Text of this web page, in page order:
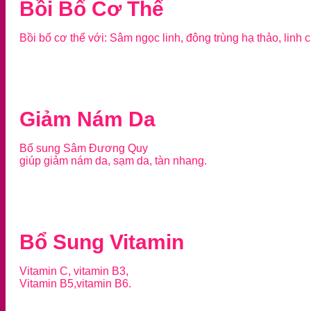
Bồi Bổ Cơ Thể
Bồi bổ cơ thể với: Sâm ngọc linh, đông trùng hạ thảo, linh
Giảm Nám Da
Bổ sung Sâm Đương Quy
giúp giảm nám da, sạm da, tàn nhang.
Bổ Sung Vitamin
Vitamin C, vitamin B3,
Vitamin B5,vitamin B6.